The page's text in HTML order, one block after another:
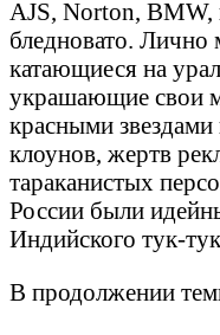
AJS, Norton, BMW,
бледновато.
катающиеся на
украшающие свои
красными
клоунов, жертв
тараканистых
России были
Индийского тук-
В продолжении